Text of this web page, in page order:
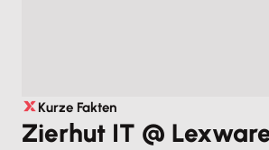
Kurze Fakten
Zierhut IT @